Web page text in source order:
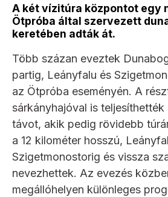
A két vízitúra központot egy
Ötpróba által szervezett
keretében adták át.
Több százan eveztek
partig, Leányfalu és
az Ötpróba eseményén. A
sárkányhajóval is
távot, akik pedig rövidebb
a 12 kilométer hosszú,
Szigetmonostorig és vissza
nevezhettek. Az evezés
megállóhelyen különleges